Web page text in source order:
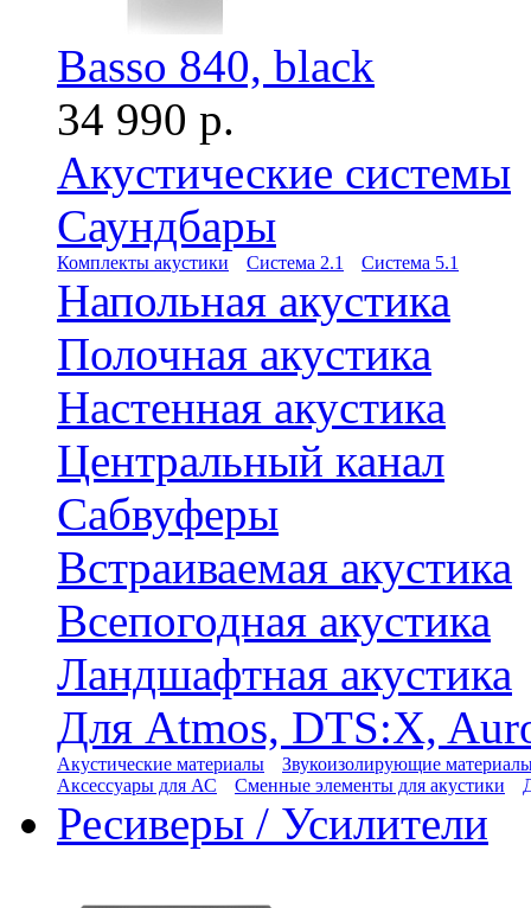
Basso 840, black
34 990 р.
Акустические системы
Саундбары
Комплекты акустики Система 2.1 Система 5.1
Напольная акустика
Полочная акустика
Настенная акустика
Центральный канал
Сабвуферы
Встраиваемая акустика
Всепогодная акустика
Ландшафтная акустика
Для Atmos, DTS:X,
Акустические материалы
Звукоизолирующие
Аксессуары для АС
Сменные элементы для акустики
Ресиверы / Усилители